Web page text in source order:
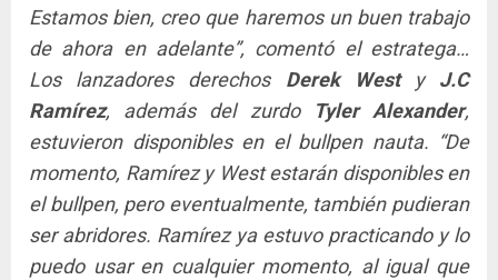
Estamos bien, creo que haremos un buen trabajo
de ahora en adelante”, comentó el estratega…
Los lanzadores derechos Derek Westy J.C
Ramírez, además del zurdo Tyler Alexander,
estuvieron disponibles en el bullpen nauta. “De
momento, Ramírez y West estarán disponibles en
el bullpen, pero eventualmente, también pudieran
ser abridores. Ramírez ya estuvo practicando y lo
puedo usar en cualquier momento, al igual que